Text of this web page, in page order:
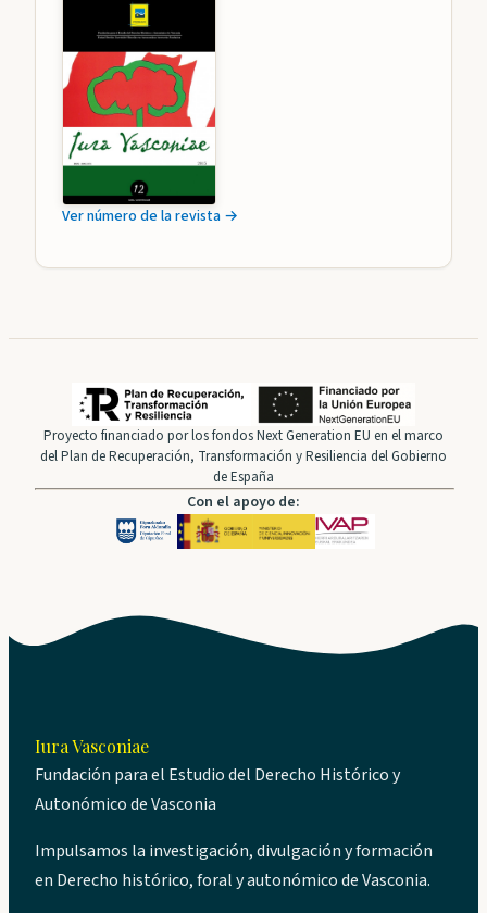
Ver número de la revista →
Proyecto financiado por los fondos Next Generation EU en el marco
del Plan de Recuperación, Transformación y Resiliencia del Gobierno
de España
Con el apoyo de:
Iura Vasconiae
Fundación para el Estudio del Derecho Histórico y
Autonómico de Vasconia
Impulsamos la investigación, divulgación y formación
en Derecho histórico, foral y autonómico de Vasconia.